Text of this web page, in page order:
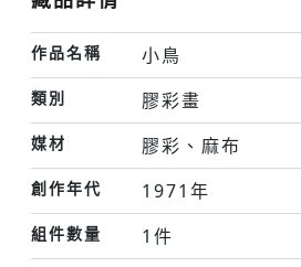
作品名稱 小鳥
類別 膠彩畫
媒材 膠彩、麻布
創作年代 1971年
組件數量 1件